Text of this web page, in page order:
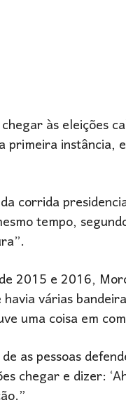
às eleições
primeira
corrida
tempo,
2015 e 2016,
várias
uma coisa em
as pessoas
chegar e dizer: